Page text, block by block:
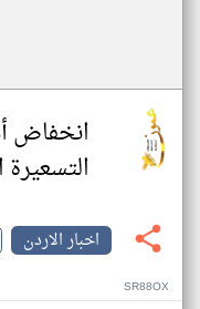
انخفاض
التسعيرة
اخبار الاردن
SR88OX